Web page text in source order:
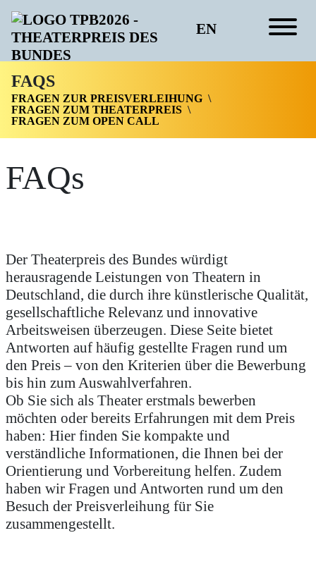
EN
FAQS
FRAGEN ZUR PREISVERLEIHUNG
FRAGEN ZUM THEATERPREIS
FRAGEN ZUM OPEN CALL
FAQs
Der Theaterpreis des Bundes würdigt
herausragende Leistungen von Theatern in
Deutschland, die durch ihre künstlerische Qualität,
gesellschaftliche Relevanz und innovative
Arbeitsweisen überzeugen. Diese Seite bietet
Antworten auf häufig gestellte Fragen rund um
den Preis – von den Kriterien über die Bewerbung
bis hin zum Auswahlverfahren.
Ob Sie sich als Theater erstmals bewerben
möchten oder bereits Erfahrungen mit dem Preis
haben: Hier finden Sie kompakte und
verständliche Informationen, die Ihnen bei der
Orientierung und Vorbereitung helfen. Zudem
haben wir Fragen und Antworten rund um den
Besuch der Preisverleihung für Sie
zusammengestellt.